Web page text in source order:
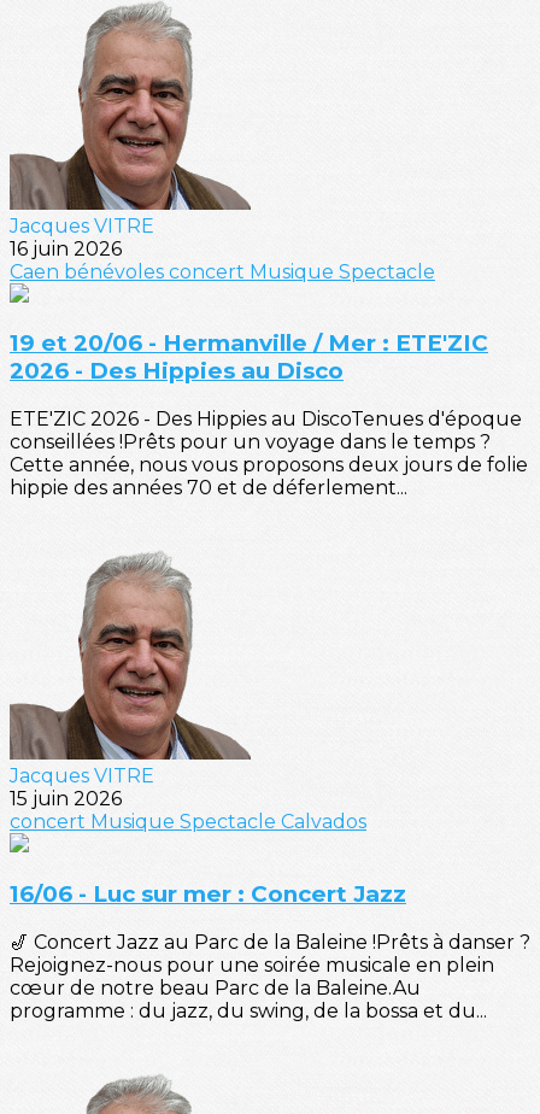
Jacques VITRE
16 juin 2026
Caen bénévoles concert Musique Spectacle
19 et 20/06 - Hermanville / Mer : ETE'ZIC
2026 - Des Hippies au Disco
ETE'ZIC 2026 - Des Hippies au DiscoTenues d'époque
conseillées !Prêts pour un voyage dans le temps ?
Cette année, nous vous proposons deux jours de folie
hippie des années 70 et de déferlement...
Jacques VITRE
15 juin 2026
concert Musique Spectacle Calvados
16/06 - Luc sur mer : Concert Jazz
🎷 Concert Jazz au Parc de la Baleine !Prêts à danser ?
Rejoignez-nous pour une soirée musicale en plein
cœur de notre beau Parc de la Baleine.Au
programme : du jazz, du swing, de la bossa et du...